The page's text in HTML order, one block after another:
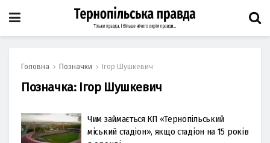
Головна Позначки Ігор Шушкевич
Позначка: Ігор Шушкевич
Чим займається КП «Тернопільський
міський стадіон», якщо стадіон на 15 років